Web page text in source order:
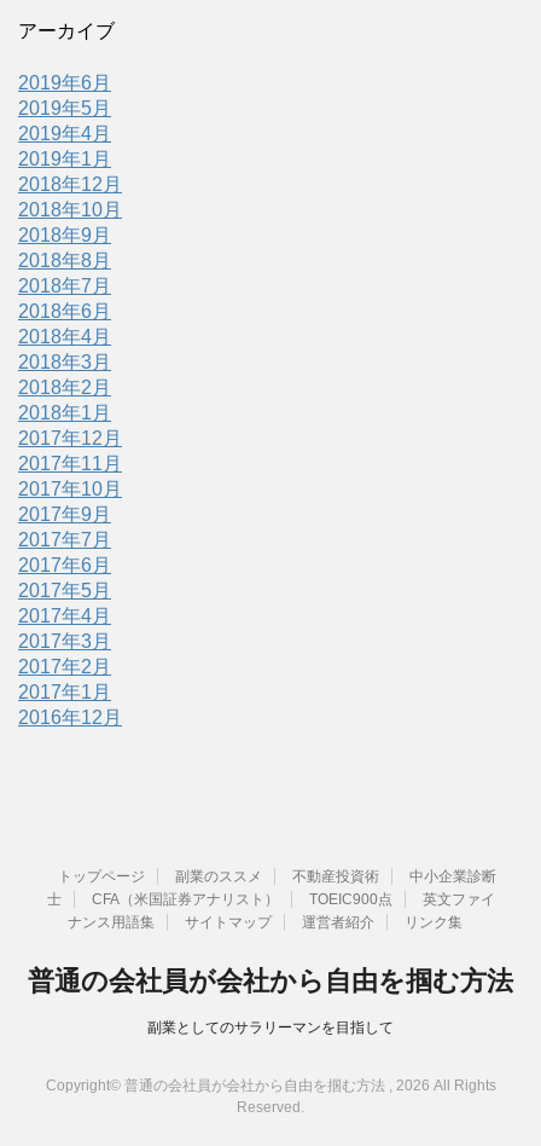
アーカイブ
2019年6月
2019年5月
2019年4月
2019年1月
2018年12月
2018年10月
2018年9月
2018年8月
2018年7月
2018年6月
2018年4月
2018年3月
2018年2月
2018年1月
2017年12月
2017年11月
2017年10月
2017年9月
2017年7月
2017年6月
2017年5月
2017年4月
2017年3月
2017年2月
2017年1月
2016年12月
トップページ 副業のススメ 不動産投資術
中小企業診断
士
CFA（米国証券アナリスト） TOEIC900点
英文ファイ
ナンス用語集
サイトマップ 運営者紹介 リンク集
普通の会社員が会社から自由を掴む方法
副業としてのサラリーマンを目指して
Copyright© 普通の会社員が会社から自由を掴む方法 , 2026 All Rights
Reserved.